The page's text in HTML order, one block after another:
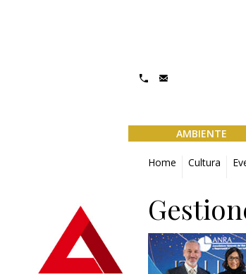
AMBIENTE
Home Cultura